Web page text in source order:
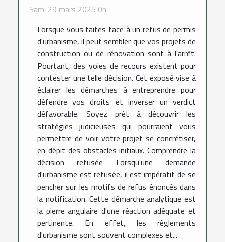
Sam. 29 mars 2025 0h
Lorsque vous faites face à un refus de permis
d'urbanisme, il peut sembler que vos projets de
construction ou de rénovation sont à l'arrêt.
Pourtant, des voies de recours existent pour
contester une telle décision. Cet exposé vise à
éclairer les démarches à entreprendre pour
défendre vos droits et inverser un verdict
défavorable. Soyez prêt à découvrir les
stratégies judicieuses qui pourraient vous
permettre de voir votre projet se concrétiser,
en dépit des obstacles initiaux. Comprendre la
décision refusée Lorsqu'une demande
d'urbanisme est refusée, il est impératif de se
pencher sur les motifs de refus énoncés dans
la notification. Cette démarche analytique est
la pierre angulaire d'une réaction adéquate et
pertinente. En effet, les règlements
d'urbanisme sont souvent complexes et...